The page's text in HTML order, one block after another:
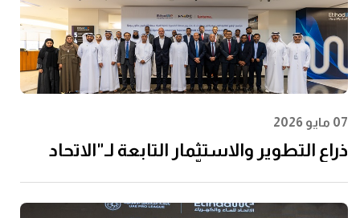
07 مايو 2026
ذراع التطوير والاستثمار التابعة لـ"الاتحاد